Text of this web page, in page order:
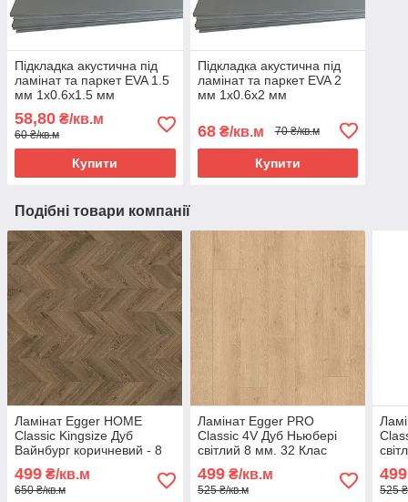
Підкладка акустична під
ламінат та паркет EVA 1.5
мм 1х0.6х1.5 мм
58,80 ₴/кв.м
60 ₴/кв.м
Купити
Підкладка акустична під
ламінат та паркет EVA 2
мм 1х0.6х2 мм
68₴/кв.м 70 ₴/кв.м
Купити
Подібні товари компанії
Ламінат Egger HOME
Classic Kingsize Дуб
Вайнбург коричневий - 8
мм. 32 Клас
499 ₴/кв.м
650 ₴/кв.м
Ламінат Egger PRO
Classic 4V Дуб Ньюбері
світлий 8 мм. 32 Клас
499₴/кв.м
525 ₴/кв.м
499
525